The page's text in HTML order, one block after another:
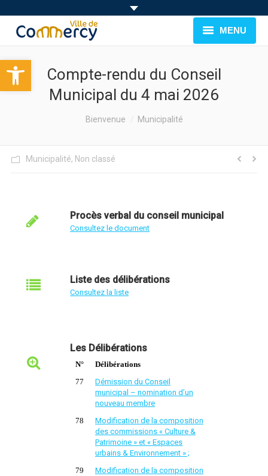
Ouvrir la barre d’outils
MENU
CADRE DE VIE
FAMILLE & JEUNESSE
LOISIRS
Compte-rendu du Conseil
Municipal du 4 mai 2026
Bienvenue Municipalité
Municipalité, Non classé
Procès verbal du conseil municipal
Consultez le document
Liste des délibérations
Consultez la liste
Les Délibérations
N°
Délibérations
77
Démission du Conseil
municipal – nomination d’un
nouveau membre
78
Modification de la composition
des commissions « Culture &
Patrimoine » et « Espaces
urbains & Environnement » ;
79
Modification de la composition